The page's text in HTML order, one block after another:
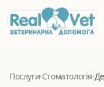
Послуги·Стоматологія·